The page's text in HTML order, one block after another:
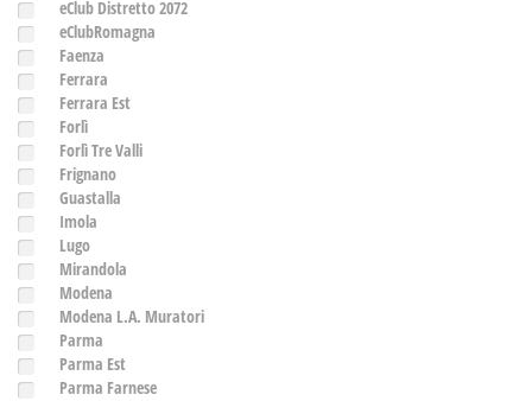
eClub Distretto 2072
eClubRomagna
Faenza
Ferrara
Ferrara Est
Forlì
Forlì Tre Valli
Frignano
Guastalla
Imola
Lugo
Mirandola
Modena
Modena L.A. Muratori
Parma
Parma Est
Parma Farnese